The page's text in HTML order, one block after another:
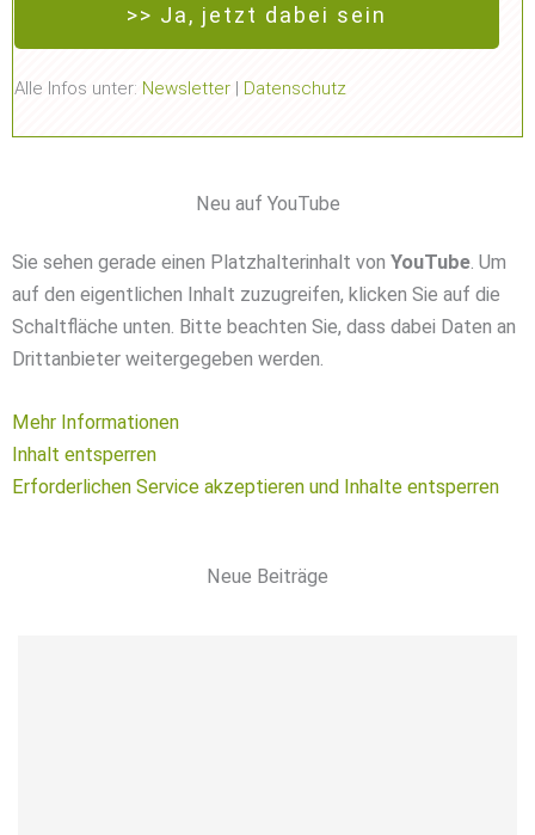
>> Ja, jetzt dabei sein
Alle Infos unter: Newsletter | Datenschutz
Neu auf YouTube
Sie sehen gerade einen Platzhalterinhalt von YouTube. Um
auf den eigentlichen Inhalt zuzugreifen, klicken Sie auf die
Schaltfläche unten. Bitte beachten Sie, dass dabei Daten an
Drittanbieter weitergegeben werden.
Mehr Informationen
Inhalt entsperren
Erforderlichen Service akzeptieren und Inhalte entsperren
Neue Beiträge